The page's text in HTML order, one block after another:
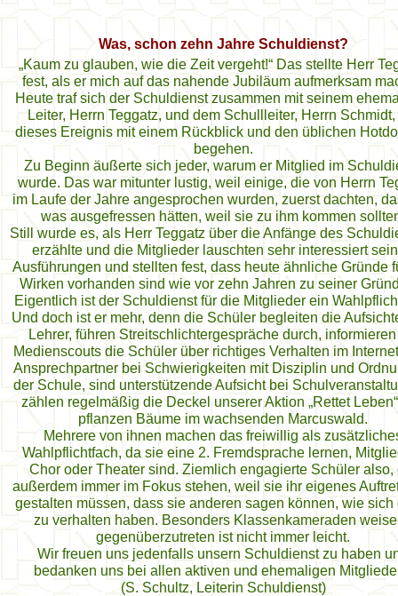
Was, schon zehn Jahre Schuldienst?
„Kaum zu glauben, wie die Zeit vergeht!“ Das stellte Herr
fest, als er mich auf das nahende Jubiläum aufmerksam
Heute traf sich der Schuldienst zusammen mit seinem
Leiter, Herrn Teggatz, und dem Schullleiter, Herrn
dieses Ereignis mit einem Rückblick und den üblichen
begehen.
Zu Beginn äußerte sich jeder, warum er Mitglied im
wurde. Das war mitunter lustig, weil einige, die von Herrn
im Laufe der Jahre angesprochen wurden, zuerst dachten,
was ausgefressen hätten, weil sie zu ihm kommen
Still wurde es, als Herr Teggatz über die Anfänge des
erzählte und die Mitglieder lauschten sehr interessiert
Ausführungen und stellten fest, dass heute ähnliche Gründe
Wirken vorhanden sind wie vor zehn Jahren zu seiner
Eigentlich ist der Schuldienst für die Mitglieder ein
Und doch ist er mehr, denn die Schüler begleiten die
Lehrer, führen Streitschlichtergespräche durch,
Medienscouts die Schüler über richtiges Verhalten im
Ansprechpartner bei Schwierigkeiten mit Disziplin und
der Schule, sind unterstützende Aufsicht bei
zählen regelmäßig die Deckel unserer Aktion „Rettet
pflanzen Bäume im wachsenden Marcuswald.
Mehrere von ihnen machen das freiwillig als
Wahlpflichtfach, da sie eine 2. Fremdsprache lernen,
Chor oder Theater sind. Ziemlich engagierte Schüler also,
außerdem immer im Fokus stehen, weil sie ihr eigenes
gestalten müssen, dass sie anderen sagen können, wie sich
zu verhalten haben. Besonders Klassenkameraden
gegenüberzutreten ist nicht immer leicht.
Wir freuen uns jedenfalls unsern Schuldienst zu haben
bedanken uns bei allen aktiven und ehemaligen
(S. Schultz, Leiterin Schuldienst)